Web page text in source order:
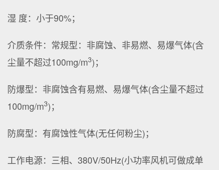
湿 度：小于90%；
介质条件：常规型：非腐蚀、非易燃、易爆气体(含
尘量不超过100mg/m3)；
防爆型：非腐蚀含有易燃、易爆气体(含尘量不超过
100mg/m3)；
防腐型：有腐蚀性气体(无任何粉尘)；
工作电源：三相、380V/50Hz(小功率风机可做成单